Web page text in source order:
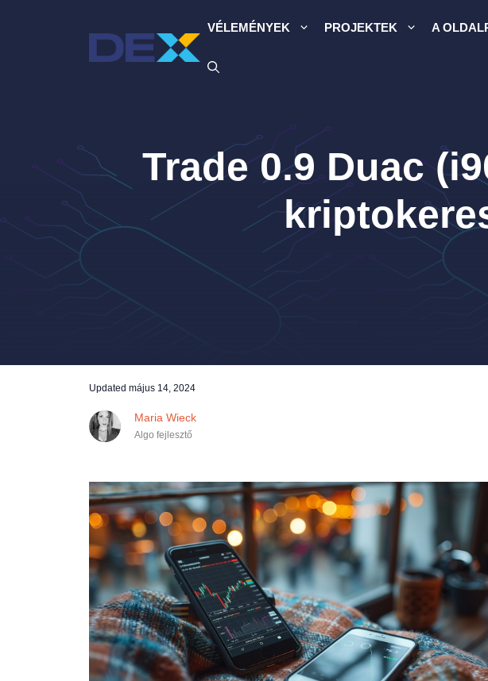
VÉLEMÉNYEK PROJEKTEK A
Trade 0.9 Duac
Updated május 14, 2024
Maria Wieck
Algo fejlesztő